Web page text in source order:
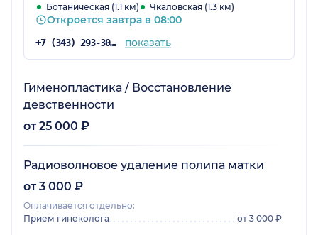
Ботаническая (1.1 км) Чкаловская (1.3 км)
Откроется завтра в 08:00
+7 (343) 293-30-42 показать
Гименопластика / Восстановление
девственности
от 25 000 ₽
Радиоволновое удаление полипа матки
от 3 000 ₽
Оплачивается отдельно:
Прием гинеколога
от 3 000 ₽